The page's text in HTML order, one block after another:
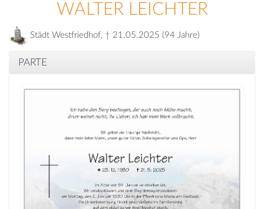
WALTER LEICHTER
Städt Westfriedhof, † 21.05.2025 (94 Jahre)
PARTE